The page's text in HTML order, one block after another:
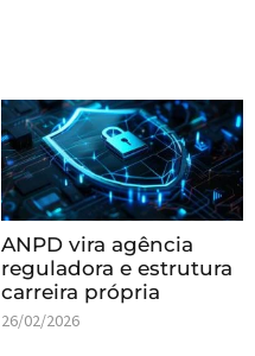
ANPD vira agência
reguladora e estrutura
carreira própria
26/02/2026